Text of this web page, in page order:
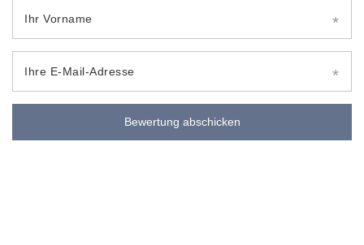
Ihr Vorname
Ihre E-Mail-Adresse
Bewertung abschicken